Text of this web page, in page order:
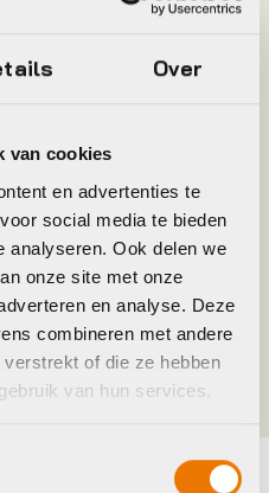
Over
van cookies
en advertenties te
social media te bieden
analyseren. Ook delen we
onze site met onze
en analyse. Deze
combineren met andere
of die ze hebben
van hun services.
Shimano
Zwart